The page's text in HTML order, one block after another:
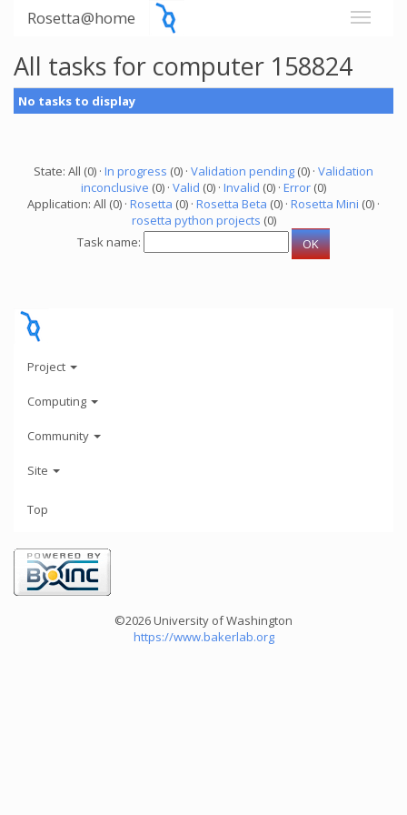
Rosetta@home
All tasks for computer 158824
No tasks to display
State: All (0) · In progress (0) · Validation pending (0) · Validation
inconclusive (0) · Valid (0) · Invalid (0) · Error (0)
Application: All (0) · Rosetta (0) · Rosetta Beta (0) · Rosetta Mini (0) ·
rosetta python projects (0)
Task name:
Project
Computing
Community
Site
Top
©2026 University of Washington
https://www.bakerlab.org